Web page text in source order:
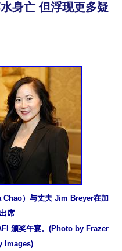
身亡 但浮现更多疑
Chao）与丈夫 Jim Breyer在加
席
颁奖午宴。(Photo by Frazer
Images)